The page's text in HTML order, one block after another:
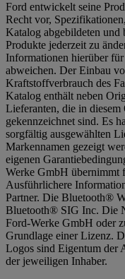
Ford entwickelt seine
Recht vor,
Katalog abgebildeten und
Produkte jederzeit zu
Informationen hierüber
abweichen. Der Einbau
Kraftstoffverbrauch des
Katalog enthält neben
Lieferanten, die in
gekennzeichnet sind. Es
sorgfältig ausgewählten
Markennamen gezeigt
eigenen
Werke GmbH übernimmt
Ausführlichere
Partner. Die Bluetooth®
Bluetooth® SIG Inc. Die
Ford-Werke GmbH oder
Grundlage einer Lizenz.
Logos sind Eigentum der
der jeweiligen Inhaber.